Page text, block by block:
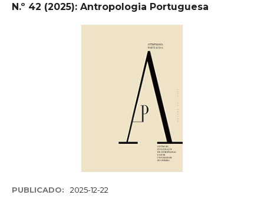
N.º 42 (2025): Antropologia Portuguesa
PUBLICADO: 2025-12-22